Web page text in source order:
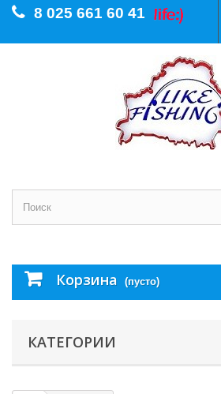
8 025 661 60 41
Корзина (пусто)
КАТЕГОРИИ